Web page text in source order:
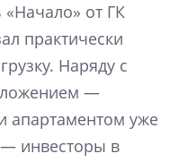
«Начало» от ГК
практически
Наряду с
—
апартаментом уже
инвесторы в